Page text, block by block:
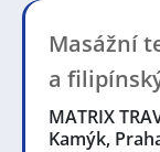
Masážní
a
MATRIX
Kamýk,